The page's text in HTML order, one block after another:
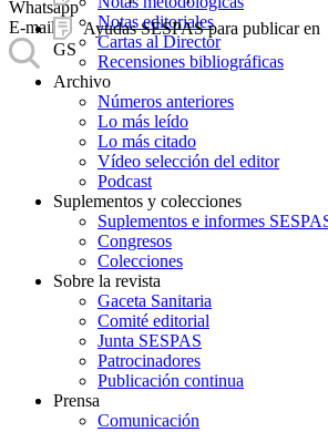
Ayudas SESPAS para publicar en
GS
Whatsapp
E-mail
Notas editoriales
Cartas al Director
Recensiones bibliográficas
Archivo
Números anteriores
Lo más leído
Lo más citado
Vídeo selección del editor
Podcast
Suplementos y colecciones
Suplementos e informes
Congresos
Colecciones
Sobre la revista
Gaceta Sanitaria
Comité editorial
Junta SESPAS
Patrocinadores
Publicación continua
Prensa
Comunicación